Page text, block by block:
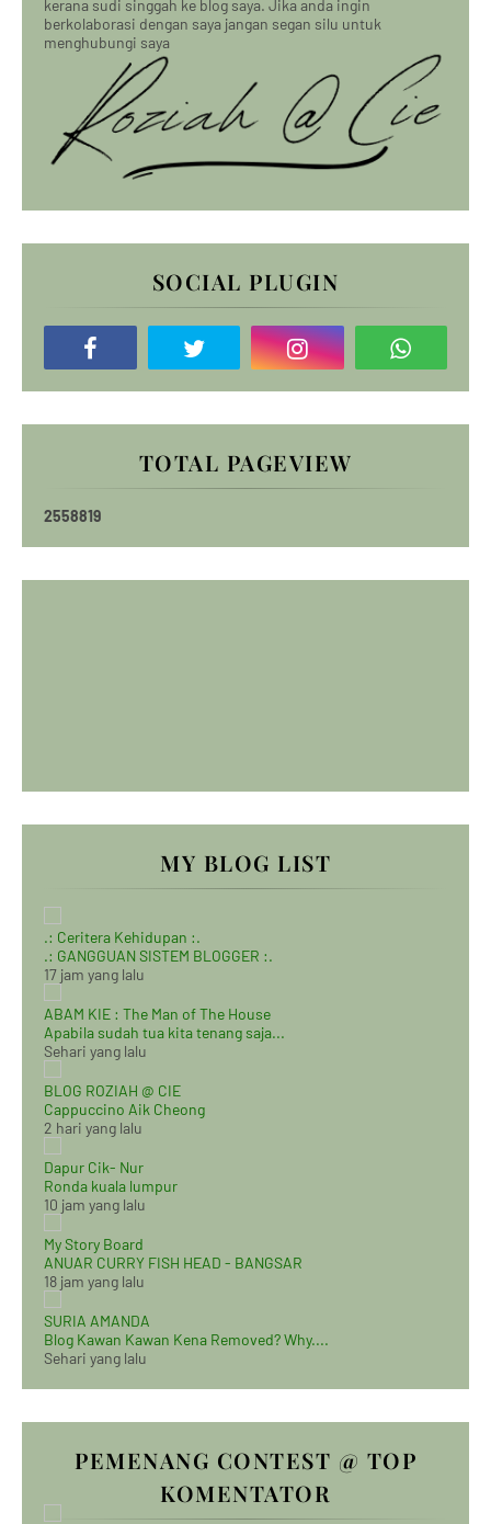
kerana sudi singgah ke blog saya. Jika anda ingin
berkolaborasi dengan saya jangan segan silu untuk
menghubungi saya
SOCIAL PLUGIN
TOTAL PAGEVIEW
2558819
MY BLOG LIST
.: Ceritera Kehidupan :.
.: GANGGUAN SISTEM BLOGGER :.
17 jam yang lalu
ABAM KIE : The Man of The House
Apabila sudah tua kita tenang saja...
Sehari yang lalu
BLOG ROZIAH @ CIE
Cappuccino Aik Cheong
2 hari yang lalu
Dapur Cik- Nur
Ronda kuala lumpur
10 jam yang lalu
My Story Board
ANUAR CURRY FISH HEAD - BANGSAR
18 jam yang lalu
SURIA AMANDA
Blog Kawan Kawan Kena Removed? Why....
Sehari yang lalu
PEMENANG CONTEST @ TOP
KOMENTATOR